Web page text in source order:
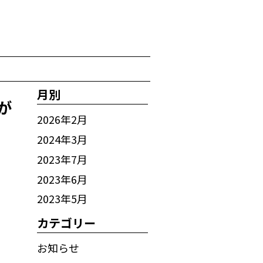
月別
2026年2月
2024年3月
2023年7月
2023年6月
2023年5月
カテゴリー
お知らせ